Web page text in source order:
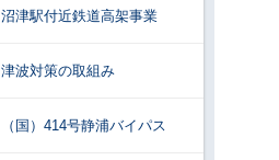
沼津駅付近鉄道高架事業
津波対策の取組み
（国）414号静浦バイパス